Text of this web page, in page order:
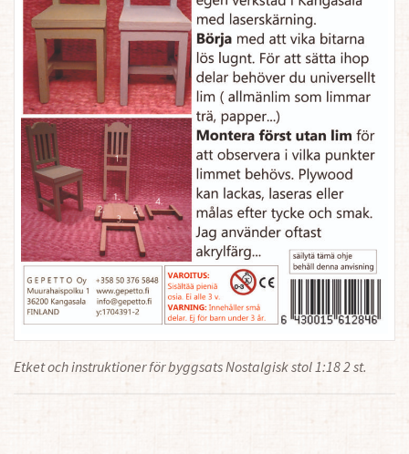
Etket och instruktioner för byggsats Nostalgisk stol 1:18 2 st.